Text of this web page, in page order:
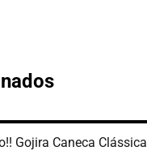
Gojira Caneca Clássica